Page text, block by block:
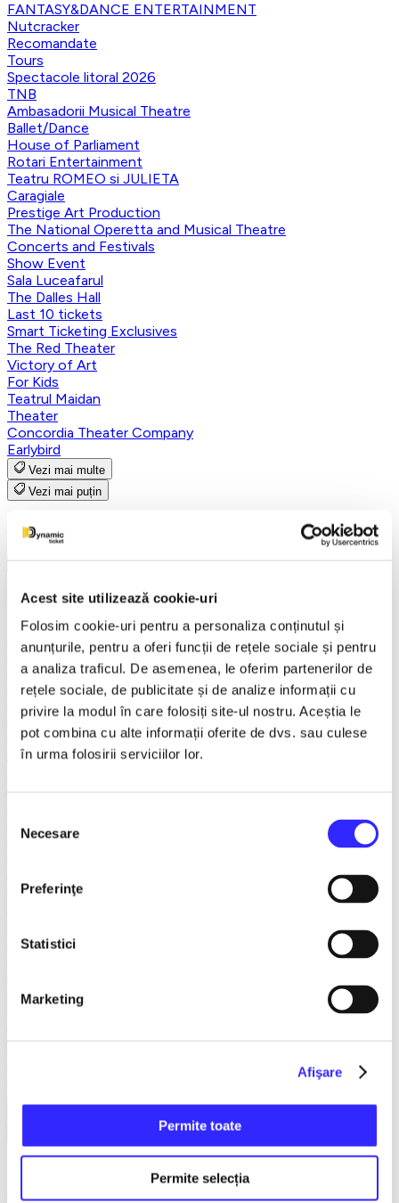
Acest site utilizează cookie-uri
Folosim cookie-uri pentru a personaliza conținutul și
anunțurile, pentru a oferi funcții de rețele sociale și pentru
a analiza traficul. De asemenea, le oferim partenerilor de
rețele sociale, de publicitate și de analize informații cu
privire la modul în care folosiți site-ul nostru. Aceștia le
pot combina cu alte informații oferite de dvs. sau culese
în urma folosirii serviciilor lor.
consimțământului
Necesare
Preferinţe
Statistici
Marketing
Afişare
Permite toate
Permite selecția
FANTASY&DANCE ENTERTAINMENT
Nutcracker
Recomandate
Tours
Spectacole litoral 2026
TNB
Ambasadorii Musical Theatre
Ballet/Dance
House of Parliament
Rotari Entertainment
Teatru ROMEO si JULIETA
Caragiale
Prestige Art Production
The National Operetta and Musical Theatre
Concerts and Festivals
Show Event
Sala Luceafarul
The Dalles Hall
Last 10 tickets
Smart Ticketing Exclusives
The Red Theater
Victory of Art
For Kids
Teatrul Maidan
Theater
Concordia Theater Company
Earlybird
Vezi mai multe
Vezi mai puțin
Aplică filtre
Categorii
Toate categoriile
FANTASY&DANCE ENTERTAINMENT
Nutcracker
Recomandate
Tours
Spectacole litoral 2026
TNB
Ambasadorii Musical Theatre
Caragiale
Concerts and Festivals
The Dalles Hall
The Red Theater
Victory of Art
21 November 2026, ora 19:00